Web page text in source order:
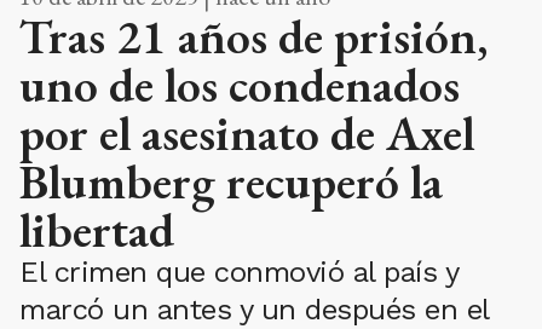
Tras 21 años de prisión,
uno de los condenados
por el asesinato de Axel
Blumberg recuperó la
libertad
El crimen que conmovió al país y
marcó un antes y un después en el